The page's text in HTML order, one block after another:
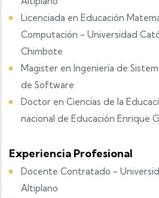
Licenciada en Educación
Computación - Universidad
Chimbote
Magister en Ingeniería de
de Software
Doctor en Ciencias de la
nacional de Educación Enrique
Experiencia Profesional
Docente Contratado -
Altiplano